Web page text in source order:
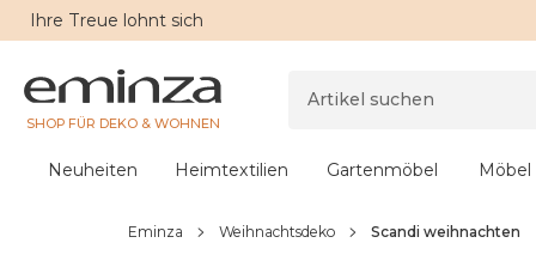
Ihre Treue lohnt sich
SHOP FÜR DEKO & WOHNEN
Neuheiten Heimtextilien Gartenmöbel Möbel
Eminza Weihnachtsdeko Scandi weihnachten